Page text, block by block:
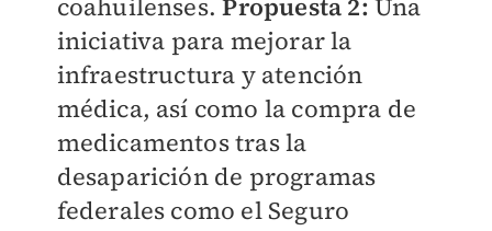
coahuilenses. Propuesta 2: Una
iniciativa para mejorar la
infraestructura y atención
médica, así como la compra de
medicamentos tras la
desaparición de programas
federales como el Seguro